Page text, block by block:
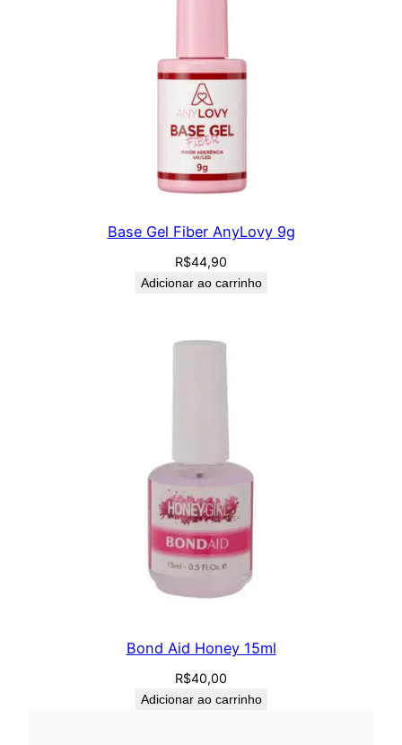
Base Gel Fiber AnyLovy 9g
R$44,90
Adicionar ao carrinho
Bond Aid Honey 15ml
R$40,00
Adicionar ao carrinho